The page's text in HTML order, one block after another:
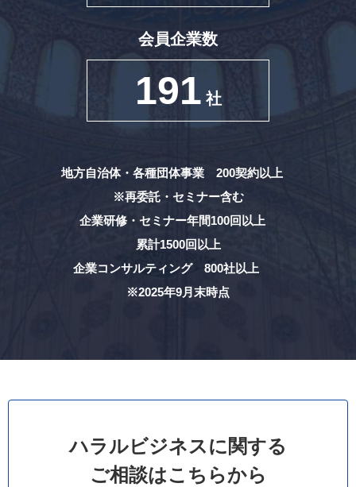
会員企業数
191 社
地方自治体・各種団体事業 200契約以上
※再委託・セミナー含む
企業研修・セミナー年間100回以上
累計1500回以上
企業コンサルティング 800社以上
※2025年9月末時点
ハラルビジネスに関する
ご相談はこちらから